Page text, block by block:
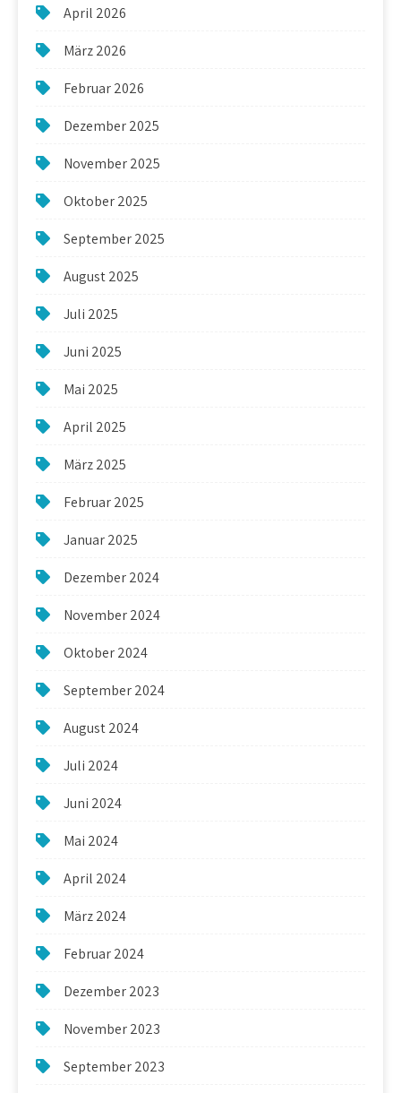
April 2026
März 2026
Februar 2026
Dezember 2025
November 2025
Oktober 2025
September 2025
August 2025
Juli 2025
Juni 2025
Mai 2025
April 2025
März 2025
Februar 2025
Januar 2025
Dezember 2024
November 2024
Oktober 2024
September 2024
August 2024
Juli 2024
Juni 2024
Mai 2024
April 2024
März 2024
Februar 2024
Dezember 2023
November 2023
September 2023